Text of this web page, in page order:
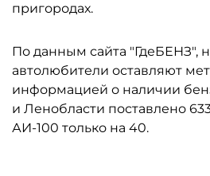
пригородах.
По данным сайта "ГдеБЕНЗ",
автолюбители оставляют
информацией о наличии
и Ленобласти поставлено
АИ-100 только на 40.